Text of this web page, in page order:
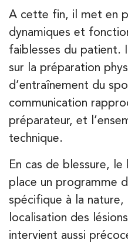
A cette fin, il met en
dynamiques et
faiblesses du patient.
sur la préparation
d’entraînement du
communication
préparateur, et
technique.
En cas de blessure,
place un programme
spécifique à la
localisation des
intervient aussi
IK Paris 16 –
8 Avenue de
8 Avenue de
01 42 15 22 46
PRENEZ RDV SUR
PRENEZ RDV SUR
Kinésithérapie
12 Rue César
12 Rue César
01 43 31 00 33
Kinésithérapie